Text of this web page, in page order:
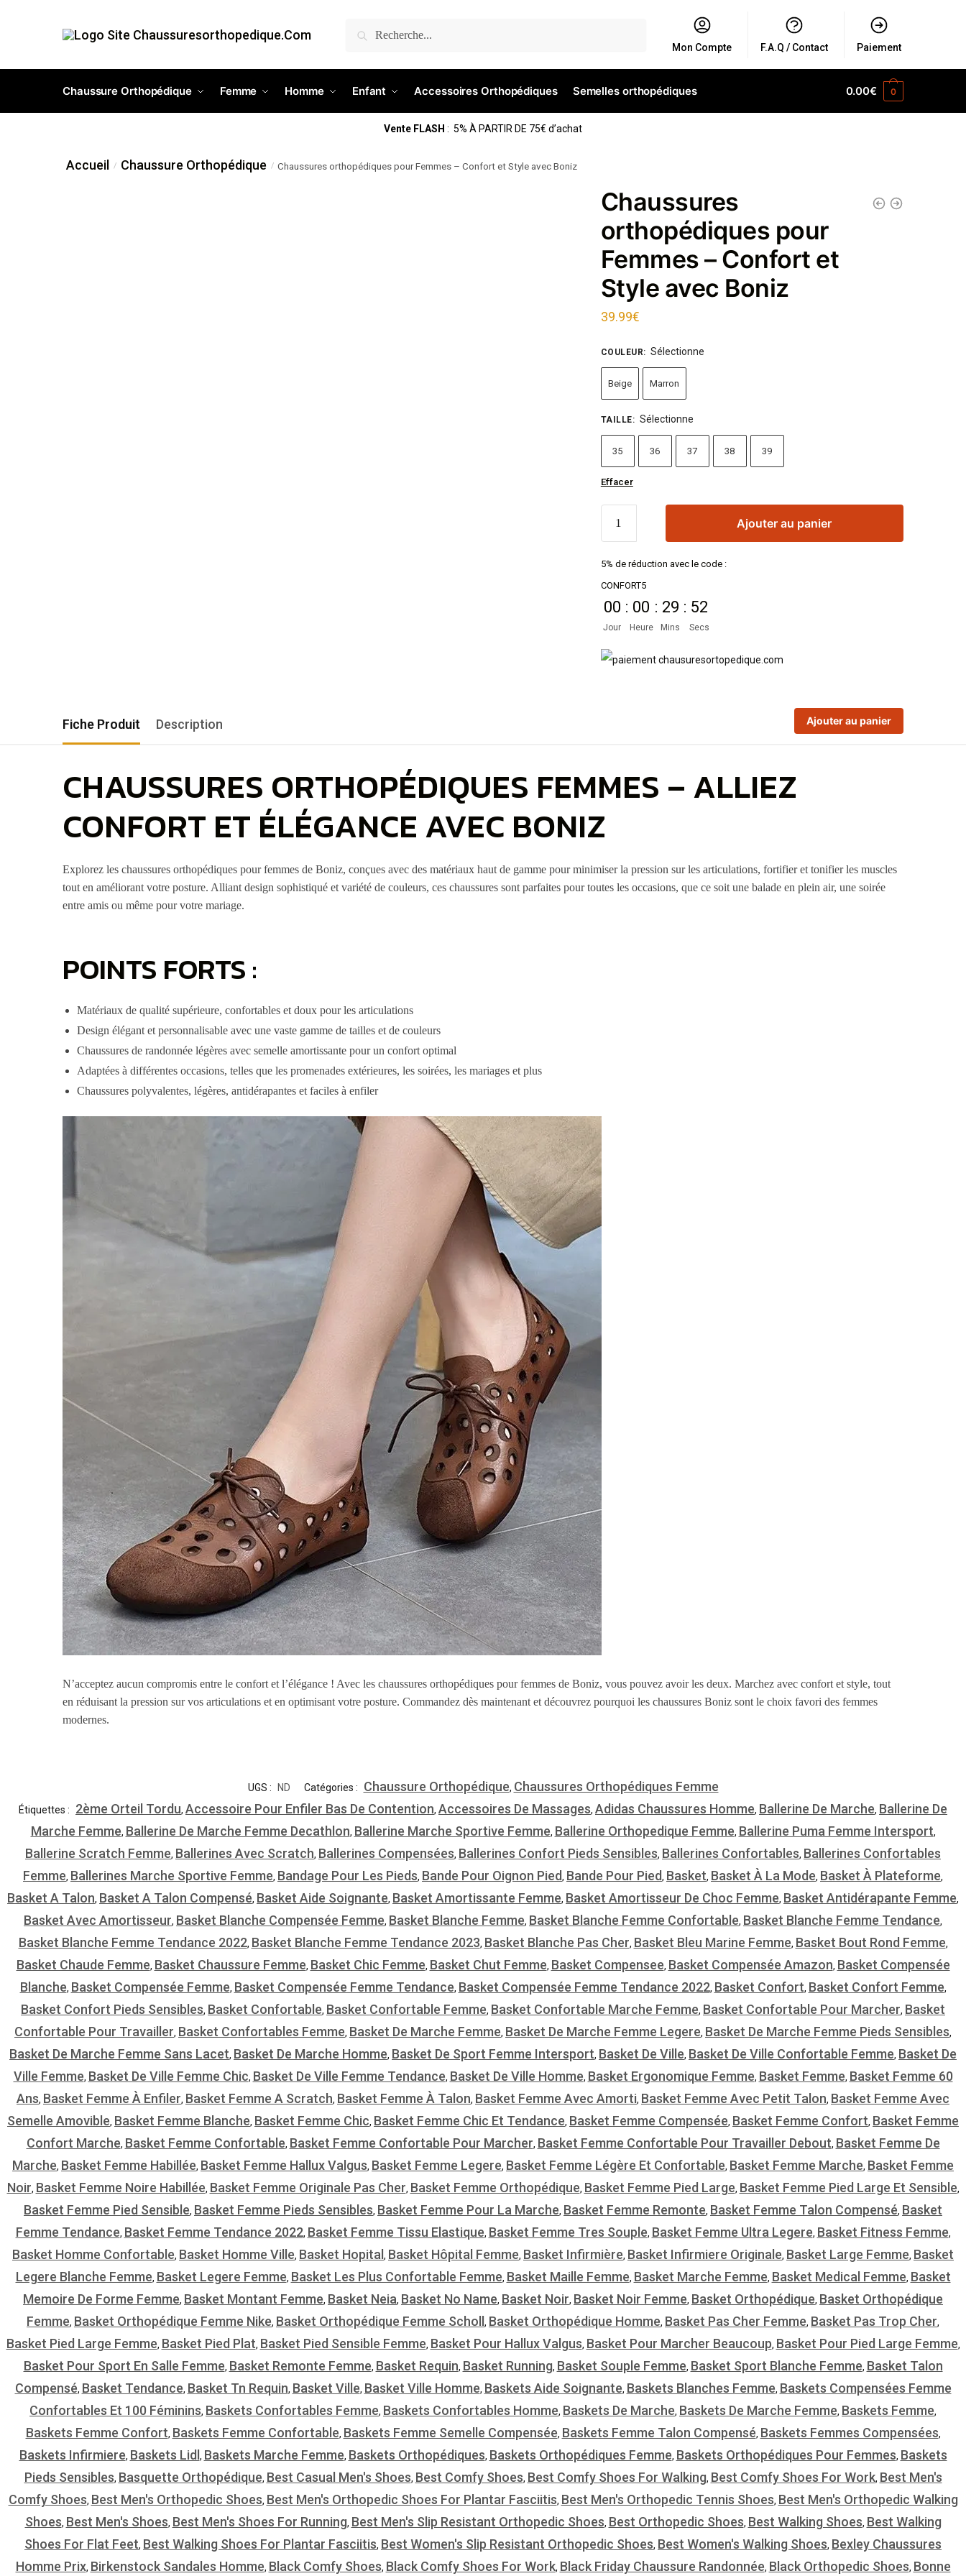
Recherche Mon Compte F.A.Q / Contact Paiement
Chaussure Orthopédique Femme Homme Enfant Accessoires Orthopédiques Semelles orthopédiques 0.00€ 0
Vente FLASH : 5% À PARTIR DE 75€ d’achat
Accueil / Chaussure Orthopédique / Chaussures orthopédiques pour Femmes – Confort et Style avec Boniz
Chaussures
orthopédiques pour
Femmes – Confort et
Style avec Boniz
39.99€
COULEUR: Sélectionne
Beige Marron
TAILLE: Sélectionne
35 36 37 38 39
Effacer
Ajouter au panier
5% de réduction avec le code :
CONFORT5
00
Jour
: 00
Heure
: 29
Mins
: 51
Secs
Fiche Produit Description Ajouter au panier
CHAUSSURES ORTHOPÉDIQUES FEMMES – ALLIEZ
CONFORT ET ÉLÉGANCE AVEC BONIZ
Explorez les chaussures orthopédiques pour femmes de Boniz, conçues avec des matériaux haut de gamme pour minimiser la pression sur les articulations, fortifier et tonifier les muscles
tout en améliorant votre posture. Alliant design sophistiqué et variété de couleurs, ces chaussures sont parfaites pour toutes les occasions, que ce soit une balade en plein air, une soirée
entre amis ou même pour votre mariage.
POINTS FORTS :
Matériaux de qualité supérieure, confortables et doux pour les articulations
Design élégant et personnalisable avec une vaste gamme de tailles et de couleurs
Chaussures de randonnée légères avec semelle amortissante pour un confort optimal
Adaptées à différentes occasions, telles que les promenades extérieures, les soirées, les mariages et plus
Chaussures polyvalentes, légères, antidérapantes et faciles à enfiler
N’acceptez aucun compromis entre le confort et l’élégance ! Avec les chaussures orthopédiques pour femmes de Boniz, vous pouvez avoir les deux. Marchez avec confort et style, tout
en réduisant la pression sur vos articulations et en optimisant votre posture. Commandez dès maintenant et découvrez pourquoi les chaussures Boniz sont le choix favori des femmes
modernes.
UGS : ND Catégories : Chaussure Orthopédique, Chaussures Orthopédiques Femme
Étiquettes : 2ème Orteil Tordu, Accessoire Pour Enfiler Bas De Contention, Accessoires De Massages, Adidas Chaussures Homme, Ballerine De Marche, Ballerine De
Marche Femme, Ballerine De Marche Femme Decathlon, Ballerine Marche Sportive Femme, Ballerine Orthopedique Femme, Ballerine Puma Femme Intersport,
Ballerine Scratch Femme, Ballerines Avec Scratch, Ballerines Compensées, Ballerines Confort Pieds Sensibles, Ballerines Confortables, Ballerines Confortables
Femme, Ballerines Marche Sportive Femme, Bandage Pour Les Pieds, Bande Pour Oignon Pied, Bande Pour Pied, Basket, Basket À La Mode, Basket À Plateforme,
Basket A Talon, Basket A Talon Compensé, Basket Aide Soignante, Basket Amortissante Femme, Basket Amortisseur De Choc Femme, Basket Antidérapante Femme,
Basket Avec Amortisseur, Basket Blanche Compensée Femme, Basket Blanche Femme, Basket Blanche Femme Confortable, Basket Blanche Femme Tendance,
Basket Blanche Femme Tendance 2022, Basket Blanche Femme Tendance 2023, Basket Blanche Pas Cher, Basket Bleu Marine Femme, Basket Bout Rond Femme,
Basket Chaude Femme, Basket Chaussure Femme, Basket Chic Femme, Basket Chut Femme, Basket Compensee, Basket Compensée Amazon, Basket Compensée
Blanche, Basket Compensée Femme, Basket Compensée Femme Tendance, Basket Compensée Femme Tendance 2022, Basket Confort, Basket Confort Femme,
Basket Confort Pieds Sensibles, Basket Confortable, Basket Confortable Femme, Basket Confortable Marche Femme, Basket Confortable Pour Marcher, Basket
Confortable Pour Travailler, Basket Confortables Femme, Basket De Marche Femme, Basket De Marche Femme Legere, Basket De Marche Femme Pieds Sensibles,
Basket De Marche Femme Sans Lacet, Basket De Marche Homme, Basket De Sport Femme Intersport, Basket De Ville, Basket De Ville Confortable Femme, Basket De
Ville Femme, Basket De Ville Femme Chic, Basket De Ville Femme Tendance, Basket De Ville Homme, Basket Ergonomique Femme, Basket Femme, Basket Femme 60
Ans, Basket Femme À Enfiler, Basket Femme A Scratch, Basket Femme À Talon, Basket Femme Avec Amorti, Basket Femme Avec Petit Talon, Basket Femme Avec
Semelle Amovible, Basket Femme Blanche, Basket Femme Chic, Basket Femme Chic Et Tendance, Basket Femme Compensée, Basket Femme Confort, Basket Femme
Confort Marche, Basket Femme Confortable, Basket Femme Confortable Pour Marcher, Basket Femme Confortable Pour Travailler Debout, Basket Femme De
Marche, Basket Femme Habillée, Basket Femme Hallux Valgus, Basket Femme Legere, Basket Femme Légère Et Confortable, Basket Femme Marche, Basket Femme
Noir, Basket Femme Noire Habillée, Basket Femme Originale Pas Cher, Basket Femme Orthopédique, Basket Femme Pied Large, Basket Femme Pied Large Et Sensible,
Basket Femme Pied Sensible, Basket Femme Pieds Sensibles, Basket Femme Pour La Marche, Basket Femme Remonte, Basket Femme Talon Compensé, Basket
Femme Tendance, Basket Femme Tendance 2022, Basket Femme Tissu Elastique, Basket Femme Tres Souple, Basket Femme Ultra Legere, Basket Fitness Femme,
Basket Homme Confortable, Basket Homme Ville, Basket Hopital, Basket Hôpital Femme, Basket Infirmière, Basket Infirmiere Originale, Basket Large Femme, Basket
Legere Blanche Femme, Basket Legere Femme, Basket Les Plus Confortable Femme, Basket Maille Femme, Basket Marche Femme, Basket Medical Femme, Basket
Memoire De Forme Femme, Basket Montant Femme, Basket Neia, Basket No Name, Basket Noir, Basket Noir Femme, Basket Orthopédique, Basket Orthopédique
Femme, Basket Orthopédique Femme Nike, Basket Orthopédique Femme Scholl, Basket Orthopédique Homme, Basket Pas Cher Femme, Basket Pas Trop Cher,
Basket Pied Large Femme, Basket Pied Plat, Basket Pied Sensible Femme, Basket Pour Hallux Valgus, Basket Pour Marcher Beaucoup, Basket Pour Pied Large Femme,
Basket Pour Sport En Salle Femme, Basket Remonte Femme, Basket Requin, Basket Running, Basket Souple Femme, Basket Sport Blanche Femme, Basket Talon
Compensé, Basket Tendance, Basket Tn Requin, Basket Ville, Basket Ville Homme, Baskets Aide Soignante, Baskets Blanches Femme, Baskets Compensées Femme
Confortables Et 100 Féminins, Baskets Confortables Femme, Baskets Confortables Homme, Baskets De Marche, Baskets De Marche Femme, Baskets Femme,
Baskets Femme Confort, Baskets Femme Confortable, Baskets Femme Semelle Compensée, Baskets Femme Talon Compensé, Baskets Femmes Compensées,
Baskets Infirmiere, Baskets Lidl, Baskets Marche Femme, Baskets Orthopédiques, Baskets Orthopédiques Femme, Baskets Orthopédiques Pour Femmes, Baskets
Pieds Sensibles, Basquette Orthopédique, Best Casual Men's Shoes, Best Comfy Shoes, Best Comfy Shoes For Walking, Best Comfy Shoes For Work, Best Men's
Comfy Shoes, Best Men's Orthopedic Shoes, Best Men's Orthopedic Shoes For Plantar Fasciitis, Best Men's Orthopedic Tennis Shoes, Best Men's Orthopedic Walking
Shoes, Best Men's Shoes, Best Men's Shoes For Running, Best Men's Slip Resistant Orthopedic Shoes, Best Orthopedic Shoes, Best Walking Shoes, Best Walking
Shoes For Flat Feet, Best Walking Shoes For Plantar Fasciitis, Best Women's Slip Resistant Orthopedic Shoes, Best Women's Walking Shoes, Bexley Chaussures
Homme Prix, Birkenstock Sandales Homme, Black Comfy Shoes, Black Comfy Shoes For Work, Black Friday Chaussure Randonnée, Black Orthopedic Shoes, Bonne